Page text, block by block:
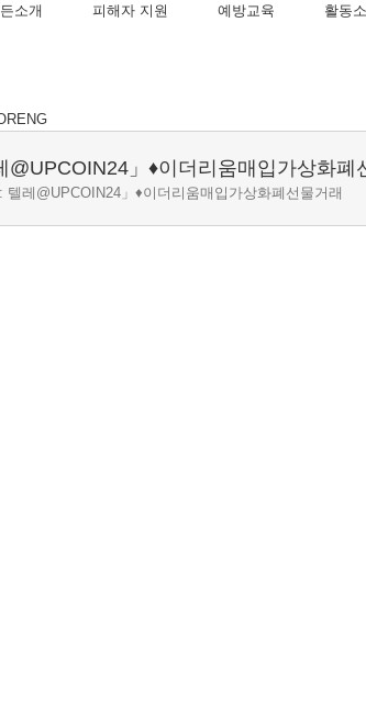
소개 피해자 지원 예방교육 활동
ENG
@UPCOIN24」♦이더리움매입가상화폐
텔레@UPCOIN24」♦이더리움매입가상화폐선물거래